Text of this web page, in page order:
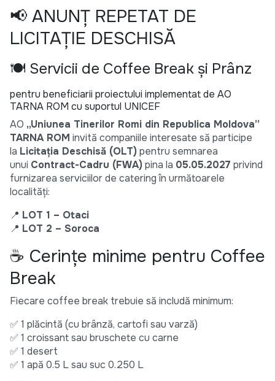
📢 ANUNȚ REPETAT DE
LICITAȚIE DESCHISĂ
🍽️ Servicii de Coffee Break și Prânz
pentru beneficiarii proiectului implementat de AO
TARNA ROM cu suportul UNICEF
AO „Uniunea Tinerilor Romi din Republica Moldova”
TARNA ROM invită companiile interesate să participe
la Licitația Deschisă (OLT)pentru semnarea
unui Contract-Cadru (FWA)pina la 05.05.2027 privind
furnizarea serviciilor de catering în următoarele
localități:
📍 LOT 1 – Otaci
📍 LOT 2 – Soroca
☕ Cerințe minime pentru Coffee
Break
Fiecare coffee break trebuie să includă minimum:
✅ 1 plăcintă (cu brânză, cartofi sau varză)
✅ 1 croissant sau bruschete cu carne
✅ 1 desert
✅ 1 apă 0.5 L sau suc 0.250 L